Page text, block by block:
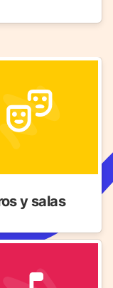
y salas